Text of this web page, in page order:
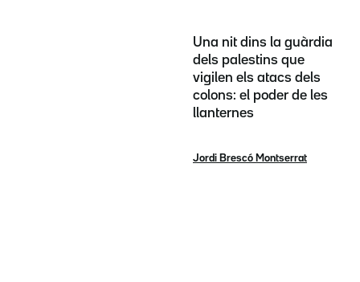
Una nit dins la guàrdia
dels palestins que
vigilen els atacs dels
colons: el poder de les
llanternes
Jordi Brescó Montserrat